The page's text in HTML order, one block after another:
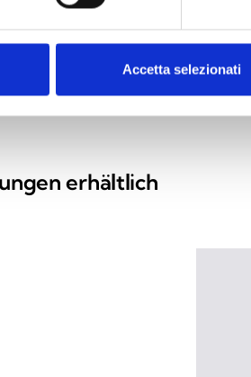
Accetta selezionati
erhältlich